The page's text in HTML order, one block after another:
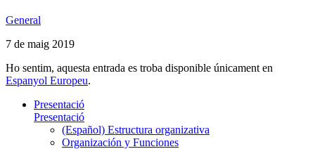
General
7 de maig 2019
Ho sentim, aquesta entrada es troba disponible únicament en
Espanyol Europeu.
Presentació
Presentació
(Español) Estructura organizativa
Organización y Funciones